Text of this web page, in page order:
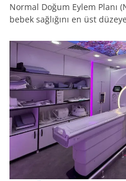
Normal Doğum Eylem Planı
bebek sağlığını en üst